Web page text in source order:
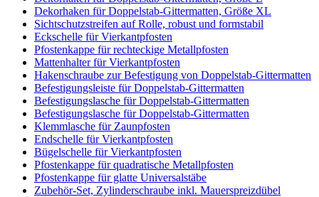
Dekorhaken für Doppelstab-Gittermatten, Größe XL
Sichtschutzstreifen auf Rolle, robust und formstabil
Eckschelle für Vierkantpfosten
Pfostenkappe für rechteckige Metallpfosten
Mattenhalter für Vierkantpfosten
Hakenschraube zur Befestigung von Doppelstab-Gittermatten
Befestigungsleiste für Doppelstab-Gittermatten
Befestigungslasche für Doppelstab-Gittermatten
Befestigungslasche für Doppelstab-Gittermatten
Klemmlasche für Zaunpfosten
Endschelle für Vierkantpfosten
Bügelschelle für Vierkantpfosten
Pfostenkappe für quadratische Metallpfosten
Pfostenkappe für glatte Universalstäbe
Zubehör-Set, Zylinderschraube inkl. Mauerspreizdübel